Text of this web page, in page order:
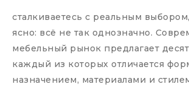
сталкиваетесь с реальным
ясно: всё не так однозначно.
мебельный рынок предлагает
каждый из которых отличается
назначением, материалами и